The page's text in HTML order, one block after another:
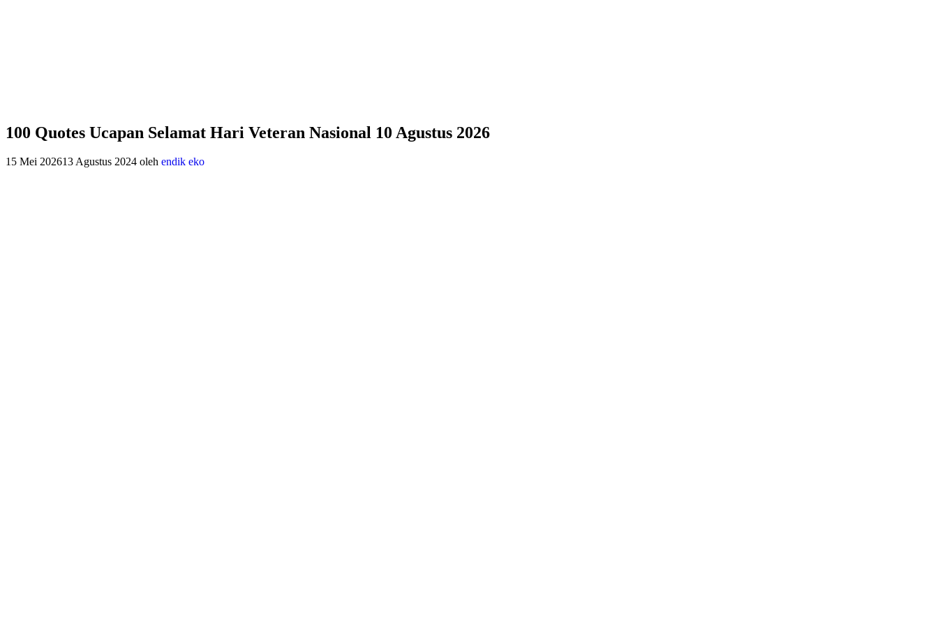
100 Quotes Ucapan Selamat Hari Veteran Nasional 10 Agustus 2026
15 Mei 202613 Agustus 2024 oleh endik eko